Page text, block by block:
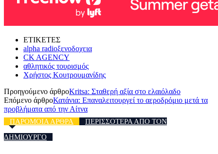
ΕΤΙΚΕΤΕΣ
alpha radioξενοδοχεια
CK AGENCY
αθλητικός τουρισμός
Χρήστος Κουτρουμανίδης
Προηγούμενο άρθροKritsa: Σταθερή αξία στο ελαιόλαδο
Επόμενο άρθροΚατάνια: Επαναλειτουργεί το αεροδρόμιο μετά τα
προβλήματα από την Αίτνα
ΠΑΡΟΜΟΙΑ ΑΡΘΡΑ
ΠΕΡΙΣΣΟΤΕΡΑ ΑΠΟ ΤΟΝ
ΔΗΜΙΟΥΡΓΟ